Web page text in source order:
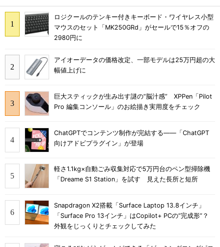
ロジクールのテンキー付きキーボード・ワイヤレス小型
マウスのセット「MK250GRd」がセールで15％オフの
2980円に
アイオーデータの価格改定、一部モデルは25万円超の大
幅値上げに
巨大スティックが生み出す謎の“脳汁感” XPPen「Pilot
Pro 編集コンソール」のお絵描き実用度をチェック
ChatGPTでコンテンツ制作が完結する――「ChatGPT
向けアドビプラグイン」が登場
軽さ1.1kg×自動ごみ収集対応で5万円台のペン型掃除機
「Dreame S1 Station」を試す 見えた長所と短所
Snapdragon X2搭載「Surface Laptop 13.8インチ」
「Surface Pro 13インチ」はCopilot+ PCの“完成形”？
外観をじっくりとチェックしてみた